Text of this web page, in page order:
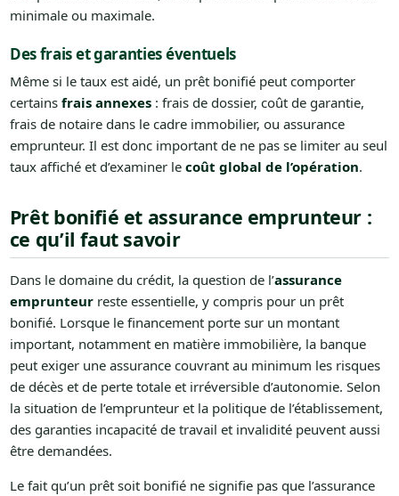
minimale ou maximale.
Des frais et garanties éventuels
Même si le taux est aidé, un prêt bonifié peut comporter
certains frais annexes: frais de dossier, coût de garantie,
frais de notaire dans le cadre immobilier, ou assurance
emprunteur. Il est donc important de ne pas se limiter au seul
taux affiché et d’examiner le coût global de l’opération.
Prêt bonifié et assurance emprunteur :
ce qu’il faut savoir
Dans le domaine du crédit, la question de l’assurance
emprunteurreste essentielle, y compris pour un prêt
bonifié. Lorsque le financement porte sur un montant
important, notamment en matière immobilière, la banque
peut exiger une assurance couvrant au minimum les risques
de décès et de perte totale et irréversible d’autonomie. Selon
la situation de l’emprunteur et la politique de l’établissement,
des garanties incapacité de travail et invalidité peuvent aussi
être demandées.
Le fait qu’un prêt soit bonifié ne signifie pas que l’assurance